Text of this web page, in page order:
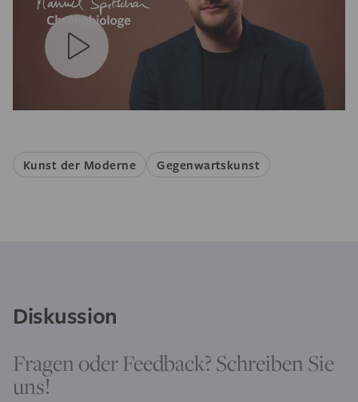
Kunst der Moderne Gegenwartskunst
Diskussion
Fragen oder Feedback? Schreiben Sie
uns!